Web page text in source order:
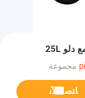
ﺎﺘﺼﻟ ﺍﻶﻧ